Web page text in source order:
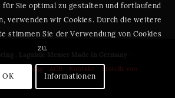
. Laguiole Messer Made in Germany -
- AGB- Kontakt
Erstellt von
für Sie optimal zu gestalten und fortlaufend
verwenden wir Cookies. Durch die weitere
stimmen Sie der Verwendung von Cookies
zu.
OK Informationen